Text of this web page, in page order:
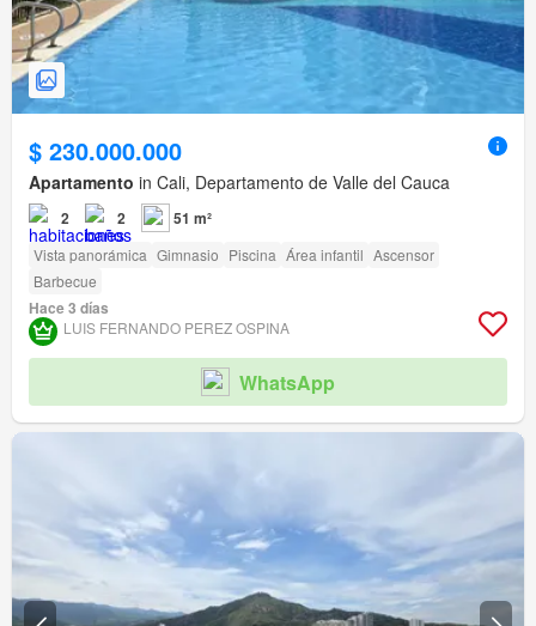
$ 230.000.000
Apartamento in Cali, Departamento de Valle del Cauca
2 2 51 m²
Vista panorámica Gimnasio Piscina Área infantil Ascensor
Barbecue
Hace 3 días
LUIS FERNANDO PEREZ OSPINA
WhatsApp